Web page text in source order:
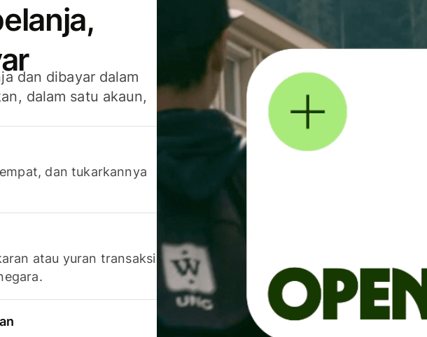
dan dibayar dalam
dalam satu akaun,
dan tukarkannya
atau yuran transaksi